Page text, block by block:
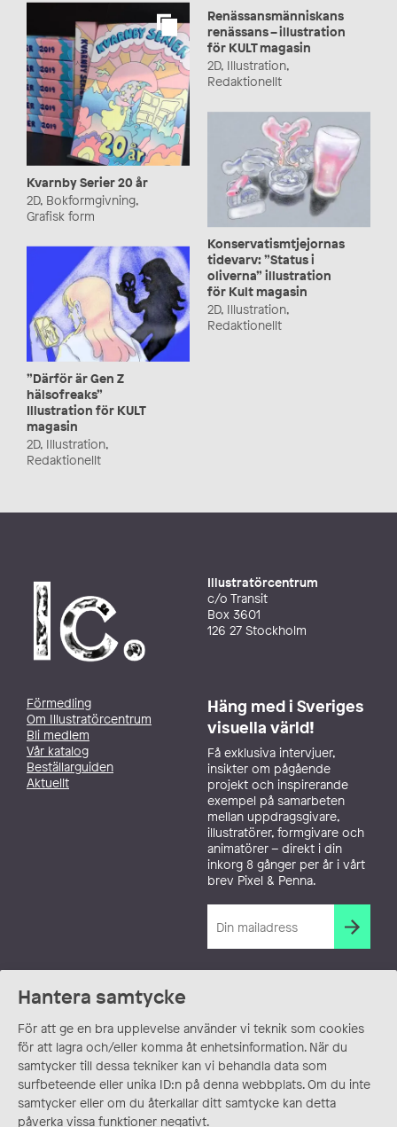
Hantera samtycke
För att ge en bra upplevelse använder vi teknik som cookies
för att lagra och/eller komma åt enhetsinformation. När du
samtycker till dessa tekniker kan vi behandla data som
surfbeteende eller unika ID:n på denna webbplats. Om du inte
samtycker eller om du återkallar ditt samtycke kan detta
påverka vissa funktioner negativt.
Renässansmänniskans
renässans – illustration
för KULT magasin
2D, Illustration,
Redaktionellt
Kvarnby Serier 20 år
2D, Bokformgivning,
Grafisk form
Konservatismtjejornas
tidevarv: ”Status i
oliverna” illustration
för Kult magasin
2D, Illustration,
Redaktionellt
”Därför är Gen Z
hälsofreaks”
Illustration för KULT
magasin
2D, Illustration,
Redaktionellt
Illustratörcentrum
c/o Transit
Box 3601
126 27 Stockholm
Förmedling
Om Illustratörcentrum
Bli medlem
Vår katalog
Beställarguiden
Aktuellt
Häng med i Sveriges
visuella värld!
Få exklusiva intervjuer,
insikter om pågående
projekt och inspirerande
exempel på samarbeten
mellan uppdragsgivare,
illustratörer, formgivare och
animatörer – direkt i din
inkorg 8 gånger per år i vårt
brev Pixel & Penna.